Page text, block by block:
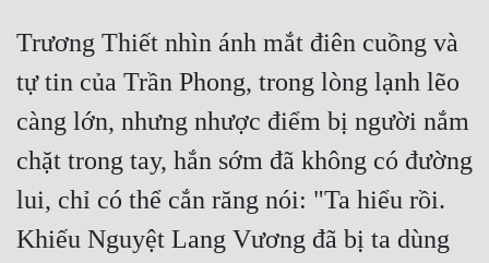
Trương Thiết nhìn ánh mắt điên cuồng và
tự tin của Trần Phong, trong lòng lạnh lẽo
càng lớn, nhưng nhược điểm bị người nắm
chặt trong tay, hắn sớm đã không có đường
lui, chỉ có thể cắn răng nói: "Ta hiểu rồi.
Khiếu Nguyệt Lang Vương đã bị ta dùng